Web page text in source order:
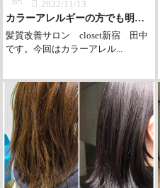
2071 2022/11/13
カラーアレルギーの方でも明るいカラーが出来る！
髪質改善サロン closet新宿 田中
です。今回はカラーアレル...